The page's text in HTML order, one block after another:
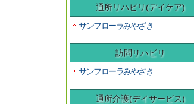
通所リハビリ(デイケア)
サンフローラみやざき
訪問リハビリ
サンフローラみやざき
通所介護(デイサービス)